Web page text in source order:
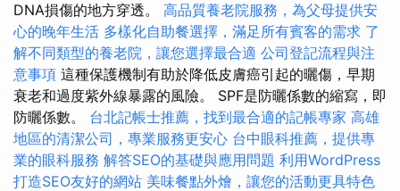
DNA損傷的地方穿透。 高品質養老院服務，為父母提供安
心的晚年生活 多樣化自助餐選擇，滿足所有賓客的需求 了
解不同類型的養老院，讓您選擇最合適 公司登記流程與注
意事項 這種保護機制有助於降低皮膚癌引起的曬傷，早期
衰老和過度紫外線暴露的風險。 SPF是防曬係數的縮寫，即
防曬係數。 台北記帳士推薦，找到最合適的記帳專家 高雄
地區的清潔公司，專業服務更安心 台中眼科推薦，提供專
業的眼科服務 解答SEO的基礎與應用問題 利用WordPress
打造SEO友好的網站 美味餐點外燴，讓您的活動更具特色